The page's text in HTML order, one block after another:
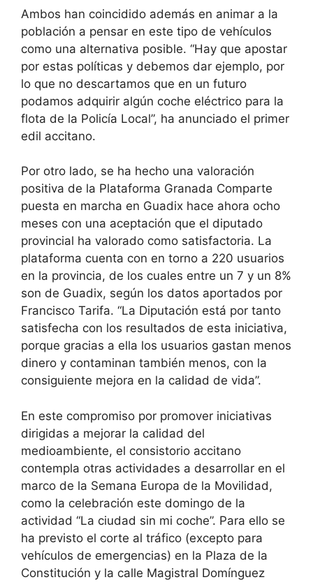
Ambos han coincidido además en animar a la
población a pensar en este tipo de vehículos
como una alternativa posible. “Hay que apostar
por estas políticas y debemos dar ejemplo, por
lo que no descartamos que en un futuro
podamos adquirir algún coche eléctrico para la
flota de la Policía Local”, ha anunciado el primer
edil accitano.
Por otro lado, se ha hecho una valoración
positiva de la Plataforma Granada Comparte
puesta en marcha en Guadix hace ahora ocho
meses con una aceptación que el diputado
provincial ha valorado como satisfactoria. La
plataforma cuenta con en torno a 220 usuarios
en la provincia, de los cuales entre un 7 y un 8%
son de Guadix, según los datos aportados por
Francisco Tarifa. “La Diputación está por tanto
satisfecha con los resultados de esta iniciativa,
porque gracias a ella los usuarios gastan menos
dinero y contaminan también menos, con la
consiguiente mejora en la calidad de vida”.
En este compromiso por promover iniciativas
dirigidas a mejorar la calidad del
medioambiente, el consistorio accitano
contempla otras actividades a desarrollar en el
marco de la Semana Europa de la Movilidad,
como la celebración este domingo de la
actividad “La ciudad sin mi coche”. Para ello se
ha previsto el corte al tráfico (excepto para
vehículos de emergencias) en la Plaza de la
Constitución y la calle Magistral Domínguez